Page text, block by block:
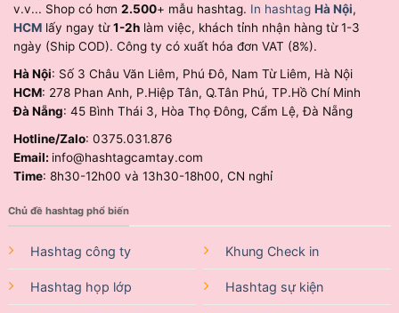
v.v... Shop có hơn 2.500+ mẫu hashtag. In hashtag Hà Nội,
HCM lấy ngay từ1-2h làm việc, khách tỉnh nhận hàng từ 1-3
ngày (Ship COD). Công ty có xuất hóa đơn VAT (8%).
Hà Nội: Số 3 Châu Văn Liêm, Phú Đô, Nam Từ Liêm, Hà Nội
HCM: 278 Phan Anh, P.Hiệp Tân, Q.Tân Phú, TP.Hồ Chí Minh
Đà Nẵng: 45 Bình Thái 3, Hòa Thọ Đông, Cẩm Lệ, Đà Nẵng
Hotline/Zalo: 0375.031.876
Email: info@hashtagcamtay.com
Time: 8h30-12h00 và 13h30-18h00, CN nghỉ
Chủ đề hashtag phổ biến
Hashtag công ty
Hashtag họp lớp
Khung Check in
Hashtag sự kiện